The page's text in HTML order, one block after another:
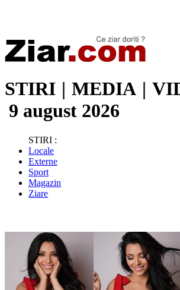
STIRI | MEDIA |
9 august 2026
STIRI :
Locale
Externe
Sport
Magazin
Ziare